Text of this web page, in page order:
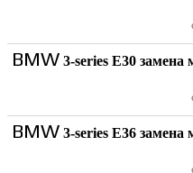
BMW 3-series E30
BMW 3-series E36